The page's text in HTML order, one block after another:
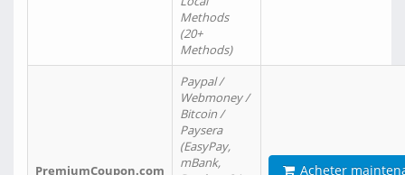
Methods
(20+
Methods)
PremiumCoupon.com
Paypal /
Webmoney /
Bitcoin /
Paysera
(EasyPay,
mBank,
Acheter